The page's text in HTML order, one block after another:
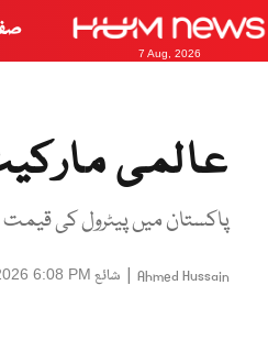
7 Aug, 2026
عالمی
پاکستان میں پیٹرول کی
Ahmed Hussain
| شائع 6:08 PM